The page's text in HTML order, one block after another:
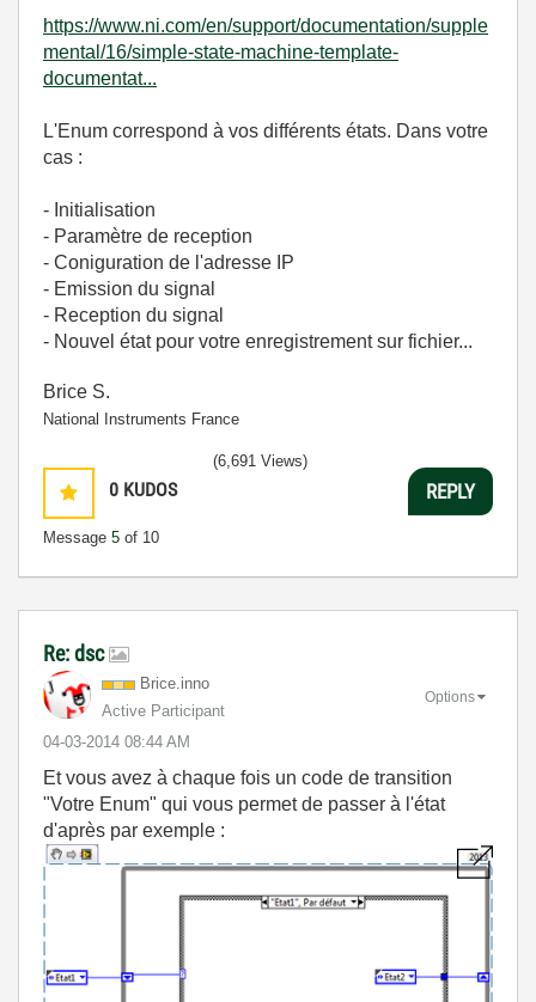
https://www.ni.com/en/support/documentation/supple
mental/16/simple-state-machine-template-
documentat...
L'Enum correspond à vos différents états. Dans votre
cas :
- Initialisation
- Paramètre de reception
- Coniguration de l'adresse IP
- Emission du signal
- Reception du signal
- Nouvel état pour votre enregistrement sur fichier...
Brice S.
National Instruments France
0 KUDOS
Message 5 of 10
(6,691 Views)
REPLY
Re: dsc
Brice.inno
Active Participant
‎04-03-2014 08:44 AM
Options
Et vous avez à chaque fois un code de transition
"Votre Enum" qui vous permet de passer à l'état
d'après par exemple :